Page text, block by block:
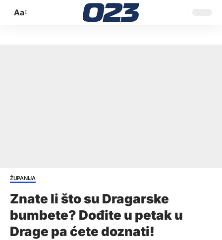
Promijeni
Aa
ŽUPANIJA
Znate li što su Dragarske
bumbete? Dođite u petak u
Drage pa ćete doznati!